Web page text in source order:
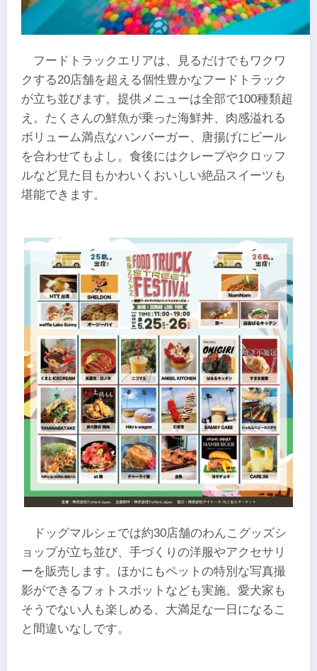
フードトラックエリアは、見るだけでもワクワ
クする20店舗を超える個性豊かなフードトラック
が立ち並びます。提供メニューは全部で100種類超
え。たくさんの鮮魚が乗った海鮮丼、肉感溢れる
ボリューム満点なハンバーガー、唐揚げにビール
を合わせてもよし。食後にはクレープやクロッフ
ルなど見た目もかわいくおいしい絶品スイーツも
堪能できます。
ドッグマルシェでは約30店舗のわんこグッズシ
ョップが立ち並び、手づくりの洋服やアクセサリ
ーを販売します。ほかにもペットの特別な写真撮
影ができるフォトスポットなども実施。愛犬家も
そうでない人も楽しめる、大満足な一日になるこ
と間違いなしです。